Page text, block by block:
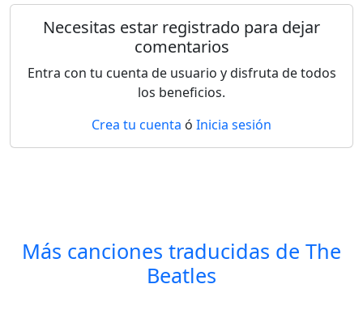
Necesitas estar registrado para dejar
comentarios
Entra con tu cuenta de usuario y disfruta de todos
los beneficios.
Crea tu cuenta ó Inicia sesión
Más canciones traducidas de The
Beatles